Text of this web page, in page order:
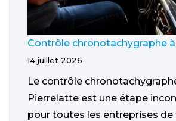
Contrôle chronotachygraphe
14 juillet 2026
Le contrôle
Pierrelatte est une étape
pour toutes les entreprises